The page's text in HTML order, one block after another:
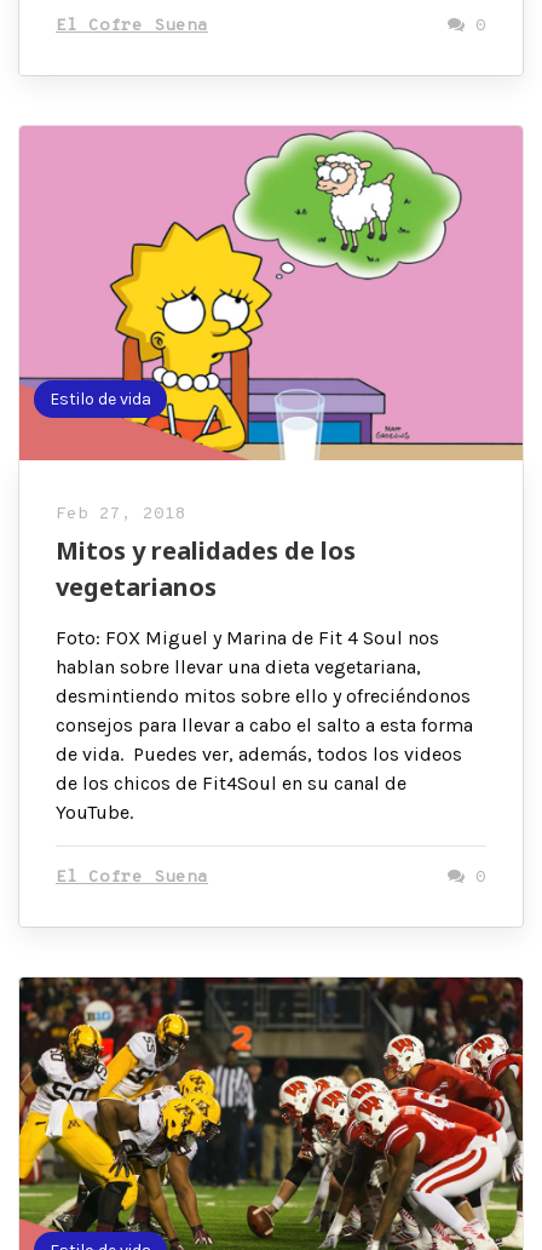
El Cofre Suena 0
Estilo de vida
Feb 27, 2018
Mitos y realidades de los
vegetarianos
Foto: FOX Miguel y Marina de Fit 4 Soul nos
hablan sobre llevar una dieta vegetariana,
desmintiendo mitos sobre ello y ofreciéndonos
consejos para llevar a cabo el salto a esta forma
de vida. Puedes ver, además, todos los videos
de los chicos de Fit4Soul en su canal de
YouTube.
El Cofre Suena 0